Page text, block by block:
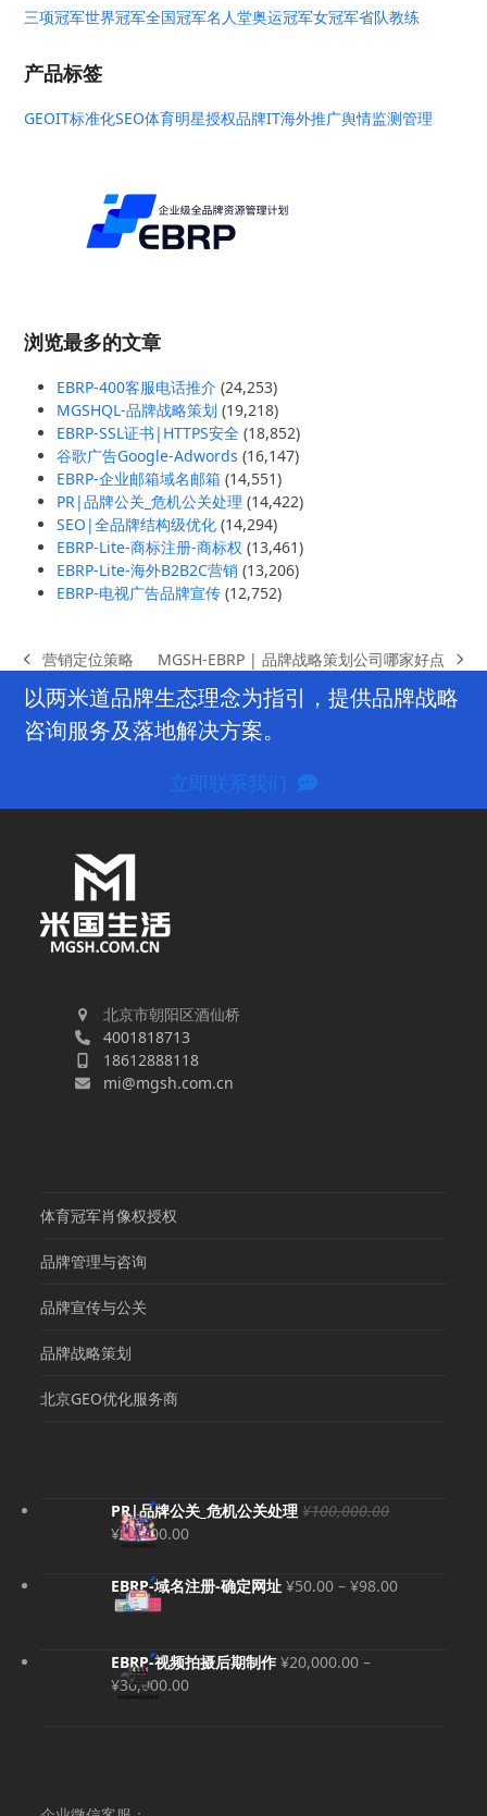
三项冠军世界冠军全国冠军名人堂奥运冠军女冠军省队教练
产品标签
GEOIT标准化SEO体育明星授权品牌IT海外推广舆情监测管理
浏览最多的文章
EBRP-400客服电话推介 (24,253)
MGSHQL-品牌战略策划 (19,218)
EBRP-SSL证书|HTTPS安全 (18,852)
谷歌广告Google-Adwords (16,147)
EBRP-企业邮箱域名邮箱 (14,551)
PR|品牌公关_危机公关处理 (14,422)
SEO|全品牌结构级优化 (14,294)
EBRP-Lite-商标注册-商标权 (13,461)
EBRP-Lite-海外B2B2C营销 (13,206)
EBRP-电视广告品牌宣传 (12,752)
previous
post:
营销定位策略
next
post:
MGSH-EBRP | 品牌战略策划公司哪家好点
以两米道品牌生态理念为指引，提供品牌战略
咨询服务及落地解决方案。
立即联系我们
北京市朝阳区酒仙桥
4001818713
18612888118
mi@mgsh.com.cn
体育冠军肖像权授权
品牌管理与咨询
品牌宣传与公关
品牌战略策划
北京GEO优化服务商
PR|品牌公关_危机公关处理 ¥100,000.00
原
为：
¥100,000.00。
¥80,000.00当
价
格
EBRP-域名注册-确定网址 ¥50.00 – ¥98.00价
EBRP-视频拍摄后期制作 ¥20,000.00 –
¥30,000.00价